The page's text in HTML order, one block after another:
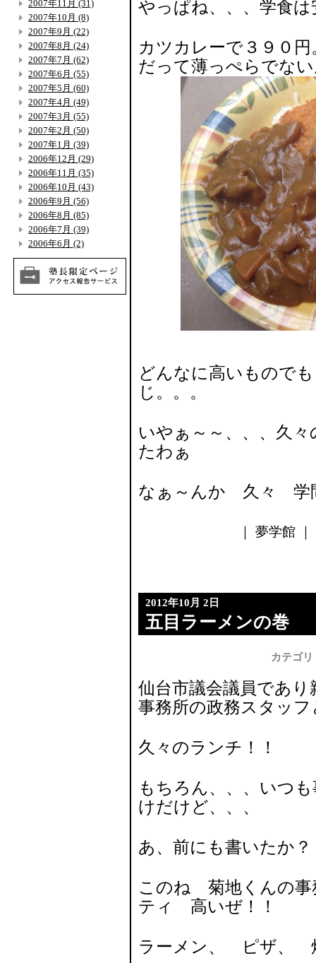
やっぱね、、、学食は
カツカレーで３９０
だって薄っぺらでな
どんなに高いもので
じ。。。
いやぁ～～、、、久
たわぁ
なぁ～んか 久々 学
｜ 夢学館
2012年10月 2日
五目ラーメンの巻
カテゴリ
仙台市議会議員であ
事務所の政務スタッフ
久々のランチ！！
もちろん、、、いつ
けだけど、、、
あ、前にも書いたか？
このね 菊地くんの
ティ 高いぜ！！
ラーメン、 ピザ、
2007年11月 (31)
2007年10月 (8)
2007年9月 (22)
2007年8月 (24)
2007年7月 (62)
2007年6月 (55)
2007年5月 (60)
2007年4月 (49)
2007年3月 (55)
2007年2月 (50)
2007年1月 (39)
2006年12月 (29)
2006年11月 (35)
2006年10月 (43)
2006年9月 (56)
2006年8月 (85)
2006年7月 (39)
2006年6月 (2)